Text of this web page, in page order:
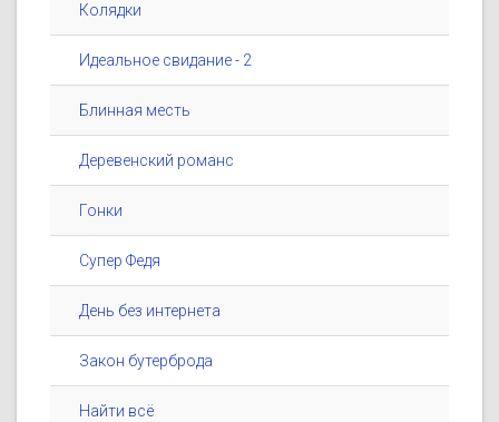
Колядки
Идеальное свидание - 2
Блинная месть
Деревенский романс
Гонки
Супер Федя
День без интернета
Закон бутерброда
Найти всё